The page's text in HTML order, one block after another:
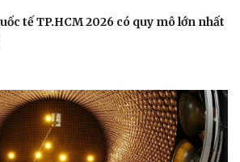
tế TP.HCM 2026 có quy mô lớn nhất